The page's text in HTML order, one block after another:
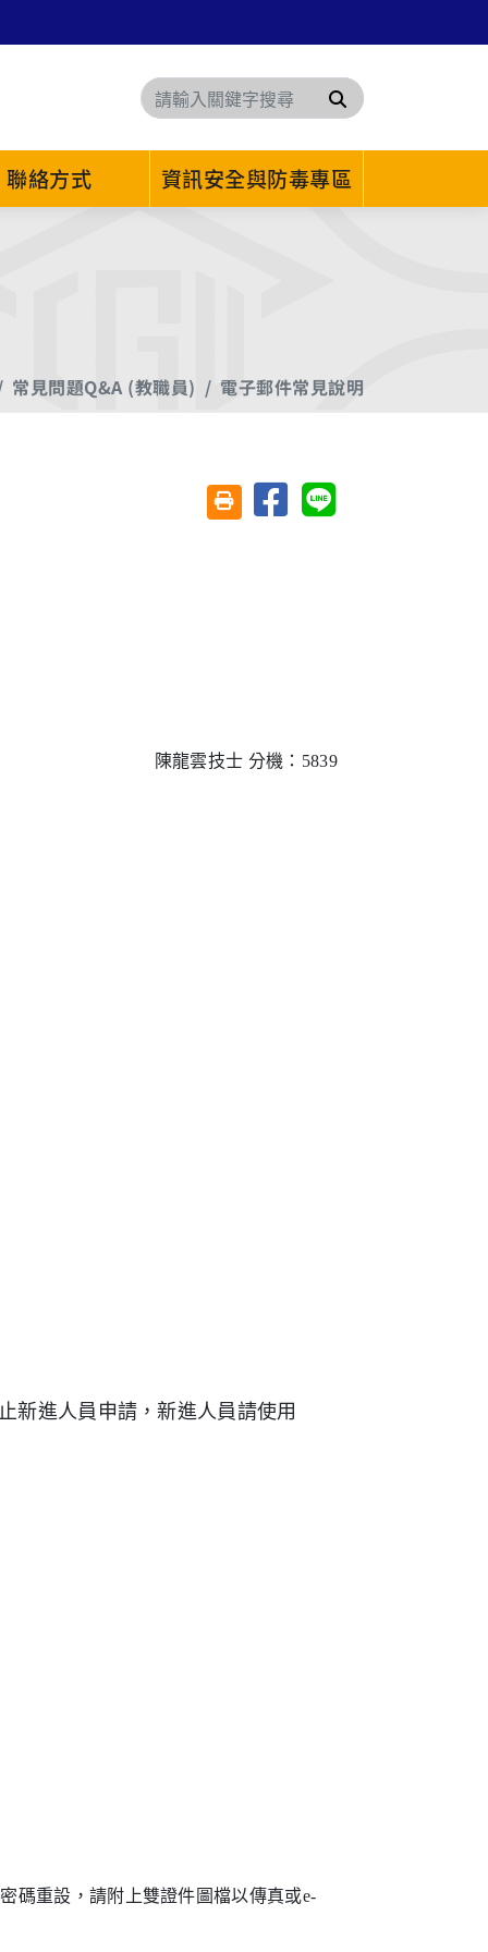
搜尋
聯絡方式 資訊安全與防毒專區
常見問題Q&A (教職員) 電子郵件常見說明
友善列印(另開視窗)
分享至臉書分享至 Line
陳龍雲技士 分機： 5839
新進人員申請，新進人員請使用
碼重設，請附上雙證件圖檔以傳真或e-